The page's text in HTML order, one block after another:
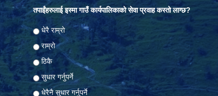
तपाईंहरुलाई इस्मा गाउँ कार्यपालिकाको सेवा प्रवाह कस्तो लाग्छ?
Choices
धेरै राम्रो
राम्रो
ठिकै
सुधार गर्नुपर्ने
धेरैनै सुधार गर्नुपर्ने